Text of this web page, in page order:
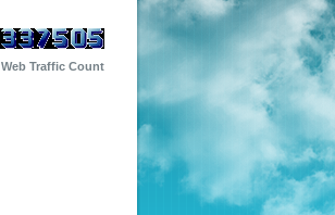
Web Traffic Count